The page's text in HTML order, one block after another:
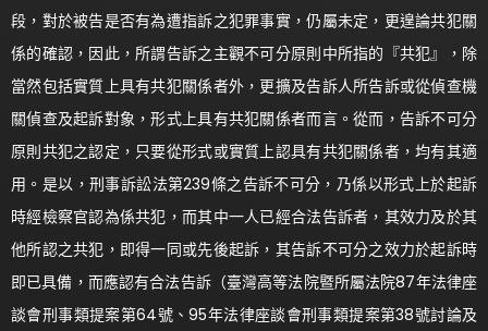
段，對於被告是否有為遭指訴之犯罪事實，仍屬未定，更遑論共犯關
係的確認，因此，所謂告訴之主觀不可分原則中所指的『共犯』，除
當然包括實質上具有共犯關係者外，更擴及告訴人所告訴或從偵查機
關偵查及起訴對象，形式上具有共犯關係者而言。從而，告訴不可分
原則共犯之認定，只要從形式或實質上認具有共犯關係者，均有其適
用。是以，刑事訴訟法第239條之告訴不可分，乃係以形式上於起訴
時經檢察官認為係共犯，而其中一人已經合法告訴者，其效力及於其
他所認之共犯，即得一同或先後起訴，其告訴不可分之效力於起訴時
即已具備，而應認有合法告訴（臺灣高等法院暨所屬法院87年法律座
談會刑事類提案第64號、95年法律座談會刑事類提案第38號討論及